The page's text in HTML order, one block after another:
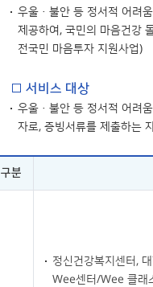
우울·불안 등 정서적 어려
제공하여, 국민의 마음건강
전국민 마음투자 지원사업)
□ 서비스 대상
우울·불안 등 정서적 어려
자로, 증빙서류를 제출하는
구분
정신건강복지센터,
Wee센터/Wee 클래